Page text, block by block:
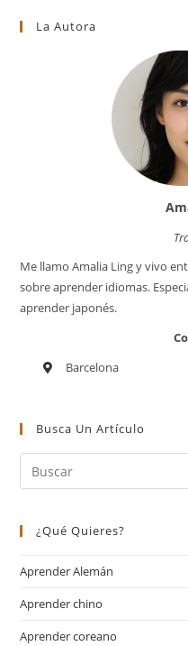
(2022)
La Autora
Me llamo Amalia Ling y vivo
sobre aprender idiomas.
aprender japonés.
Barcelona
Busca Un Artículo
¿Qué Quieres?
Aprender Alemán
Aprender chino
Aprender coreano